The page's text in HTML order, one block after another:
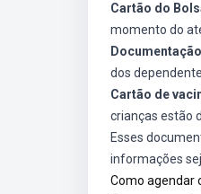
Cartão do
momento do
dos
Cartão de
crianças estão
Esses
informações
Como agendar